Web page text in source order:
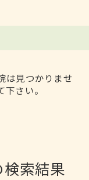
は見つかりませ
さい。
索結果